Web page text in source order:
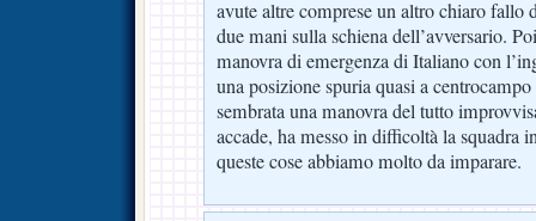
avute altre comprese un altro chiaro fallo
due mani sulla schiena dell’avversario.
manovra di emergenza di Italiano con
una posizione spuria quasi a
sembrata una manovra del tutto
accade, ha messo in difficoltà la squadra
queste cose abbiamo molto da imparare.